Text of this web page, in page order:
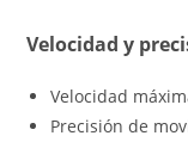
Velocidad y
Velocidad
Precisión de